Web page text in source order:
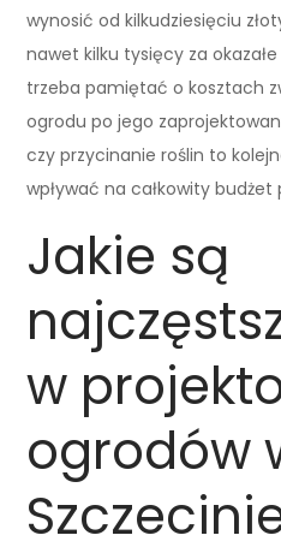
wynosić od kilkudziesięciu
nawet kilku tysięcy za
trzeba pamiętać o kosztach
ogrodu po jego
czy przycinanie roślin to
wpływać na całkowity
Jakie są
w
ogrodów